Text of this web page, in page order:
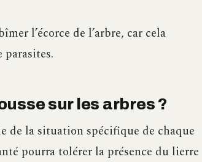
l’écorce de l’arbre, car cela
sur les arbres ?
de la situation spécifique de chaque
pourra tolérer la présence du lierre